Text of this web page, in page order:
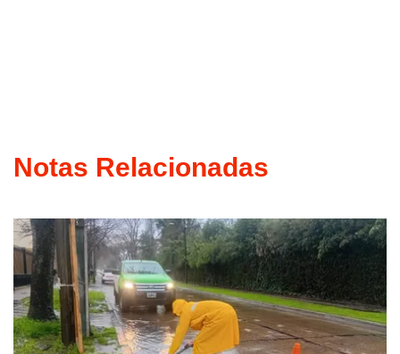
Notas Relacionadas